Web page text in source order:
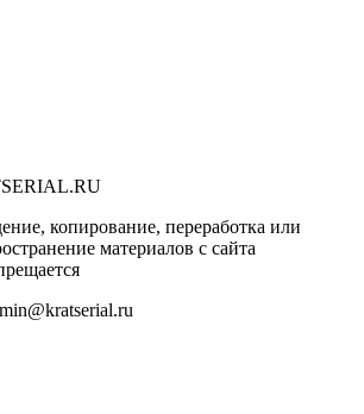
копирование, переработка или
материалов с сайта